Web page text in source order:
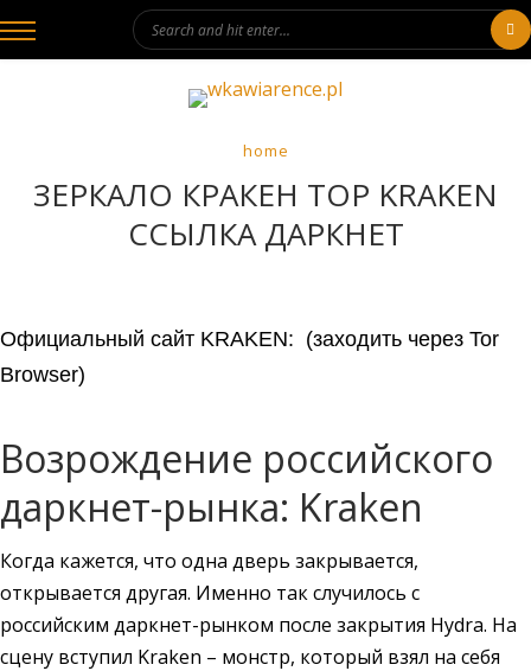
home
ЗЕРКАЛО КРАКЕН ТОР KRAKEN
ССЫЛКА ДАРКНЕТ
Официальный сайт KRAKEN: (заходить через Tor
Browser)
Возрождение российского
даркнет-рынка: Kraken
Когда кажется, что одна дверь закрывается,
открывается другая. Именно так случилось с
российским даркнет-рынком после закрытия Hydra. На
сцену вступил Kraken – монстр, который взял на себя